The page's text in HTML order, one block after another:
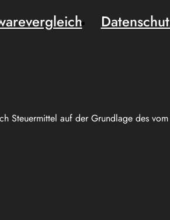
Steuermittel auf der Grundlage des vom